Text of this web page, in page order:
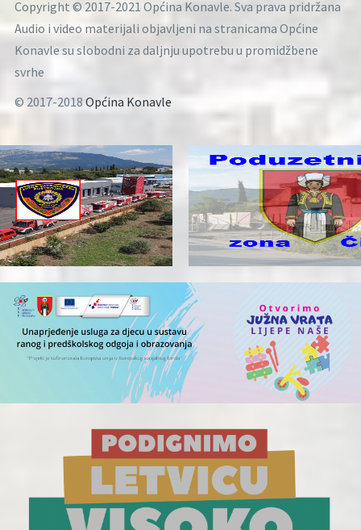
Copyright © 2017-2021 Općina Konavle. Sva prava pridržana
Audio i video materijali objavljeni na stranicama Općine
Konavle su slobodni za daljnju upotrebu u promidžbene
svrhe
© 2017-2018 Općina Konavle